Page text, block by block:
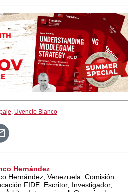
, Uvencio Blanco
Hernández
Hernández, Venezuela. Comisión
FIDE. Escritor, Investigador,